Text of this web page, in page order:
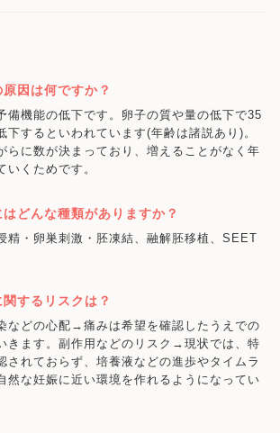
因は何ですか？
備機能の低下です。卵子の質や量の低下で35
下するといわれています(年齢は諸説あり)。
らに数が決まっており、増えることがなく年
いくためです。
どんな種類がありますか？
精・卵巣刺激・胚凍結、融解胚移植、SEET
するリスクは？
などの心配→痛みは希望を確認したうえでの
きます。副作用などのリスク→現状では、特
されておらず、培養液などの進歩やタイムラ
然な妊娠に近い環境を作れるようになってい